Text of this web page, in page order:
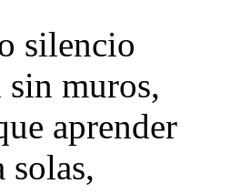
silencio
sin muros,
aprender
solas,